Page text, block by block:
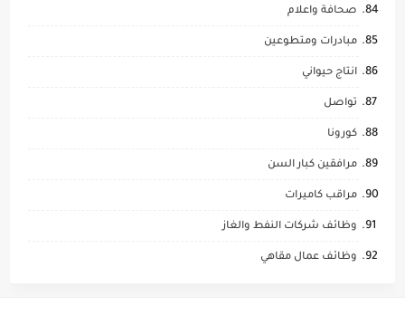
صحافة واعلام
مبادرات ومتطوعين
انتاج حيواني
تواصل
كورونا
مرافقين كبار السن
مراقب كاميرات
وظائف شركات النفط والغاز
وظائف عمال مقاهي